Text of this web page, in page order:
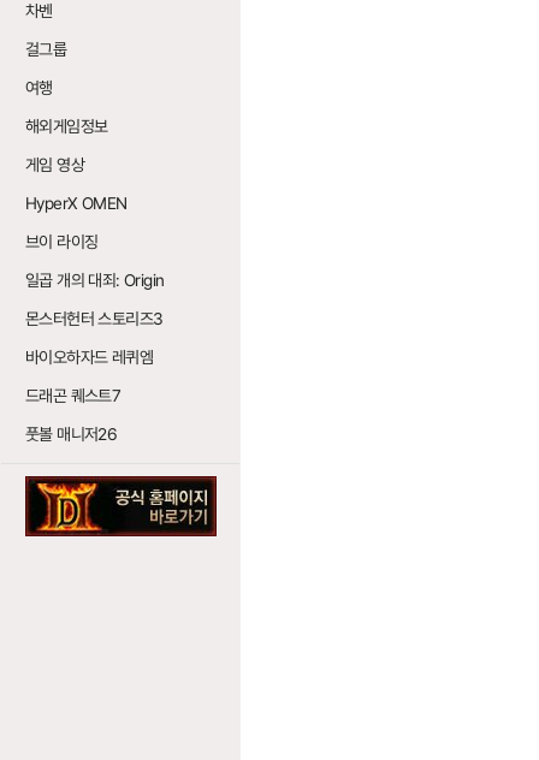
차벤
걸그룹
여행
해외게임정보
게임 영상
HyperX OMEN
브이 라이징
일곱 개의 대죄: Origin
몬스터헌터 스토리즈3
바이오하자드 레퀴엠
드래곤 퀘스트7
풋볼 매니저26